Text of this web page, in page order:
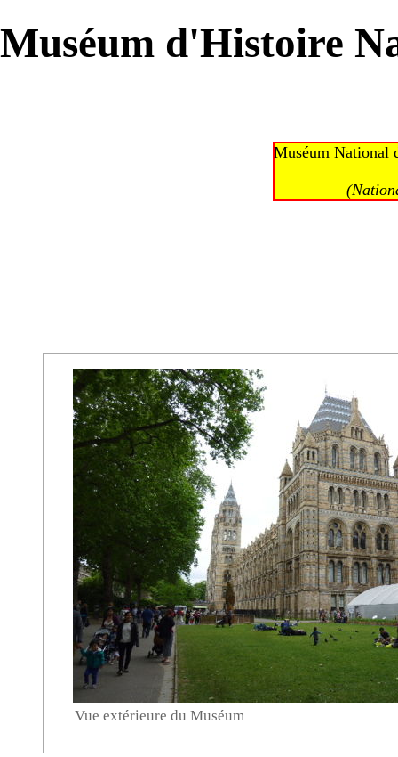
Muséum d'Histoire
Muséum National
Vue extérieure du Muséum